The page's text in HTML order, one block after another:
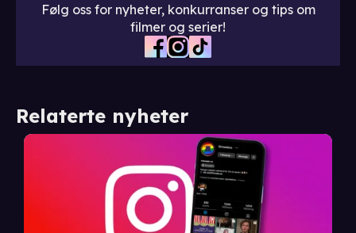
Følg oss for nyheter, konkurranser og tips om
filmer og serier!
Relaterte nyheter